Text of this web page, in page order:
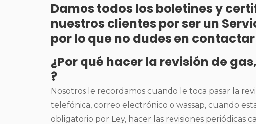
Damos todos los boletines y
nuestros clientes por ser un
por lo que no dudes en
¿Por qué hacer la revisión de
?
Nosotros le recordamos cuando le toca pasar la
telefónica, correo electrónico o wassap, cuando
obligatorio por Ley, hacer las revisiones periódicas